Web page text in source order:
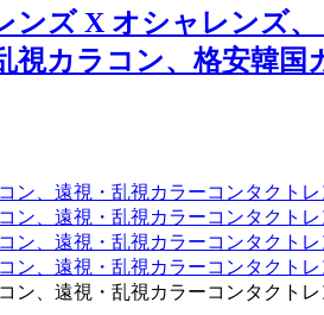
ズ X オシャレンズ
カラコン、格安韓
、遠視・乱視カラーコンタクト
、遠視・乱視カラーコンタクト
ン、遠視・乱視カラーコンタクト
、遠視・乱視カラーコンタクト
、遠視・乱視カラーコンタクト